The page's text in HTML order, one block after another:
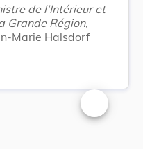
de l'Intérieur et
Grande Région,
Marie Halsdorf
Changer la